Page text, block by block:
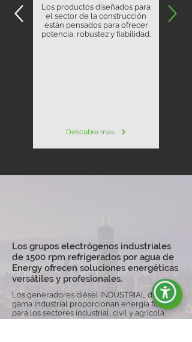
Los productos diseñados para
el sector de la construcción
están pensados para ofrecer
potencia, robustez y fiabilidad.
Descubre más
Los grupos electrógenos industriales
de 1500 rpm refrigerados por agua de
Energy ofrecen soluciones energéticas
versátiles y profesionales.
Los generadores diésel INDUSTRIAL de la
gama Industrial proporcionan energía fiable
para los sectores industrial, civil y agrícola.
Con potencias de 5 a 2800 kVA, estos